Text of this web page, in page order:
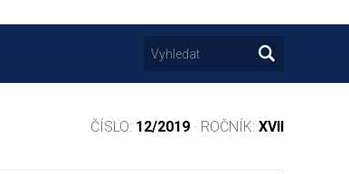
ČÍSLO: 12/2019 · ROČNÍK: XVII